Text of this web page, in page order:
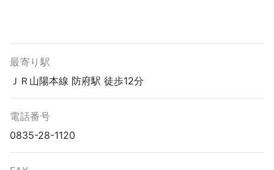
最寄り駅
ＪＲ山陽本線 防府駅 徒歩12分
電話番号
0835-28-1120